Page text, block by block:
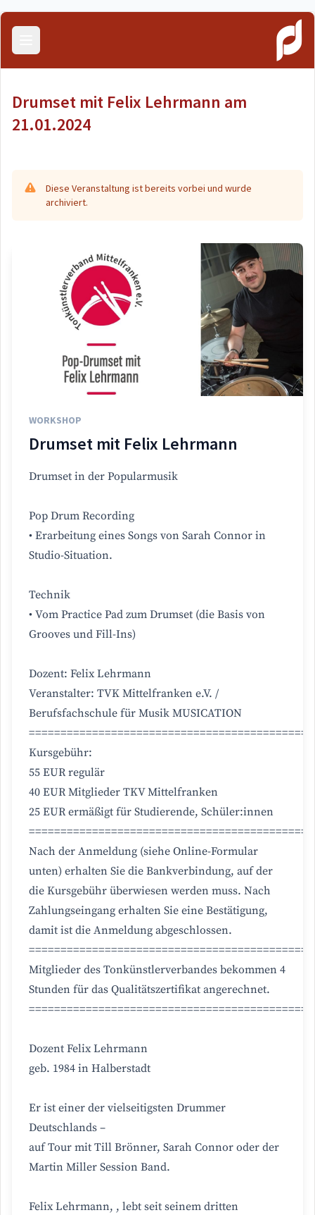
Menü öffnen
Drumset mit Felix Lehrmann am
21.01.2024
Diese Veranstaltung ist bereits vorbei und wurde
archiviert.
WORKSHOP
Drumset mit Felix Lehrmann
Drumset in der Popularmusik
Pop Drum Recording
• Erarbeitung eines Songs von Sarah Connor in
Studio-Situation.
Technik
• Vom Practice Pad zum Drumset (die Basis von
Grooves und Fill-Ins)
Dozent: Felix Lehrmann
Veranstalter: TVK Mittelfranken e.V. /
Berufsfachschule für Musik MUSICATION
Kursgebühr:
55 EUR regulär
40 EUR Mitglieder TKV Mittelfranken
25 EUR ermäßigt für Studierende, Schüler:innen
Nach der Anmeldung (siehe Online-Formular
unten) erhalten Sie die Bankverbindung, auf der
die Kursgebühr überwiesen werden muss. Nach
Zahlungseingang erhalten Sie eine Bestätigung,
damit ist die Anmeldung abgeschlossen.
=============================================
Mitglieder des Tonkünstlerverbandes bekommen 4
Stunden für das Qualitätszertifikat angerechnet.
=============================================
Dozent Felix Lehrmann
geb. 1984 in Halberstadt
Er ist einer der vielseitigsten Drummer
Deutschlands –
auf Tour mit Till Brönner, Sarah Connor oder der
Martin Miller Session Band.
Felix Lehrmann, , lebt seit seinem dritten